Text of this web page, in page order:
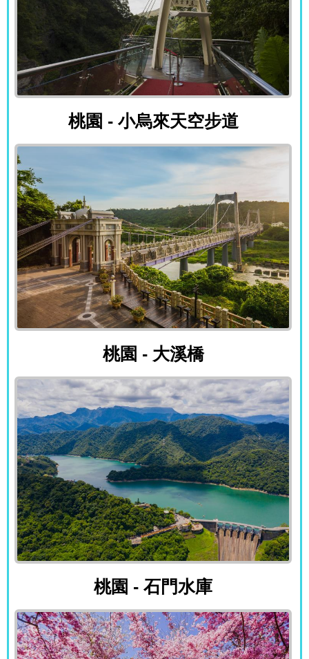
桃園 - 小烏來天空步道
桃園 - 小烏來天空步道
桃園 - 大溪橋
桃園 - 大溪橋
桃園 - 石門水庫
桃園 - 石門水庫